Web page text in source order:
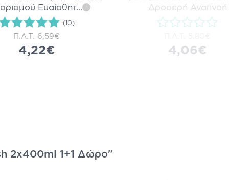
Ευαίσθητ... i
(10)
Π.Λ.Τ. 6,59€
4,22€
Δροσερή Αναπνοή
4,06€
2x400ml 1+1 Δώρο"